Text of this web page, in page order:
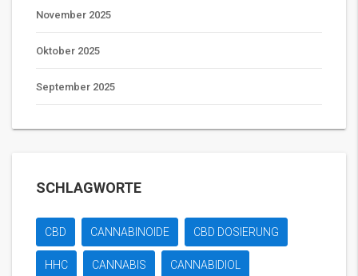
November 2025
Oktober 2025
September 2025
SCHLAGWORTE
CBD CANNABINOIDE CBD DOSIERUNG
HHC CANNABIS CANNABIDIOL